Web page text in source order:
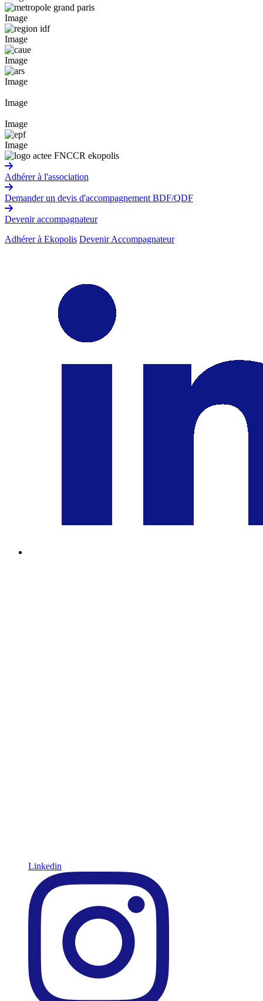
Image
Image
Image
Image
Image
Image
Image
Adhérer à l'association
Demander un devis d'accompagnement BDF/QDF
Devenir accompagnateur
Adhérer à Ekopolis Devenir Accompagnateur
Linkedin